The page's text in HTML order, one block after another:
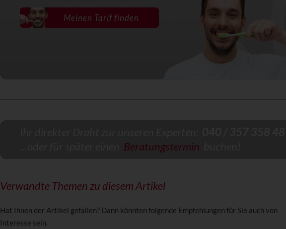
Meinen Tarif finden
Beratungstermin
Verwandte Themen zu diesem Artikel
Hat Ihnen der Artikel gefallen? Dann könnten folgende Empfehlungen für Sie auch von
Interesse sein.